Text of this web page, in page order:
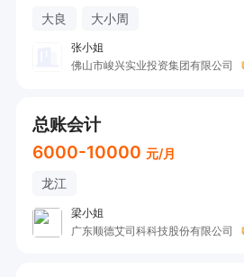
大良 大小周
张小姐
佛山市峻兴实业投资集团有限公司
总账会计
6000-10000 元/月
龙江
梁小姐
广东顺德艾司科科技股份有限公司